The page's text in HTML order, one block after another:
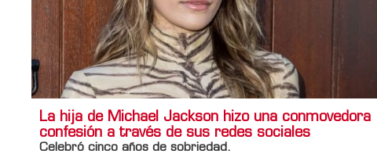
La hija de Michael Jackson hizo una conmovedora
confesión a través de sus redes sociales
Celebró cinco años de sobriedad.